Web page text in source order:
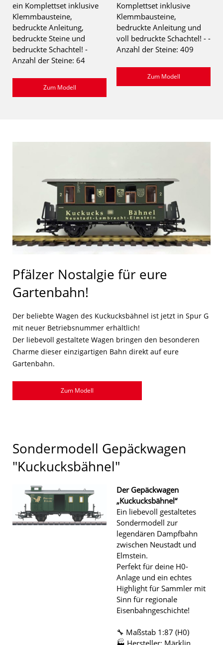
ein Komplettset inklusive
Klemmbausteine,
bedruckte Anleitung,
bedruckte Steine und
bedruckte Schachtel! -
Anzahl der Steine: 64
Zum Modell
Komplettset inklusive
Klemmbausteine,
bedruckte Anleitung und
voll bedruckte Schachtel! - -
Anzahl der Steine: 409
Zum Modell
Pfälzer Nostalgie für eure
Gartenbahn!
Der beliebte Wagen des Kuckucksbähnel ist jetzt in Spur G
mit neuer Betriebsnummer erhältlich!
Der liebevoll gestaltete Wagen bringen den besonderen
Charme dieser einzigartigen Bahn direkt auf eure
Gartenbahn.
Zum Modell
Sondermodell Gepäckwagen
"Kuckucksbähnel"
Der Gepäckwagen
„Kuckucksbähnel“
Ein liebevoll gestaltetes
Sondermodell zur
legendären Dampfbahn
zwischen Neustadt und
Elmstein.
Perfekt für deine H0-
Anlage und ein echtes
Highlight für Sammler mit
Sinn für regionale
Eisenbahngeschichte!
🔧 Maßstab 1:87 (H0)
🏭 Hersteller: Märklin